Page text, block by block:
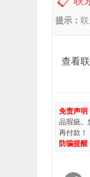
提示：
查看
免责声明
品瑕疵。
再付款！
防骗提醒